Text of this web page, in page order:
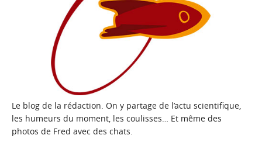
Le blog de la rédaction. On y partage de l’actu scientifique,
les humeurs du moment, les coulisses… Et même des
photos de Fred avec des chats.